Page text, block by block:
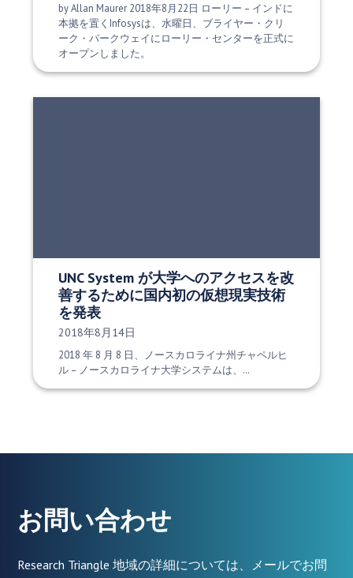
by Allan Maurer 2018年8月22日 ローリー – インドに
本拠を置くInfosysは、水曜日、ブライヤー・クリ
ーク・パークウェイにローリー・センターを正式に
オープンしました。
UNC System が大学へのアクセスを改
善するために国内初の仮想現実技術
を発表
発行日:
2018年8月14日
2018 年 8 月 8 日、ノースカロライナ州チャペルヒ
ル – ノースカロライナ大学システムは、…
お問い合わせ
Research Triangle 地域の詳細については、メールでお問